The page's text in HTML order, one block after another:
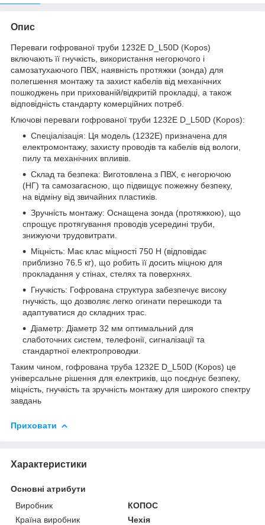
Опис
Переваги гофрованої труби 1232E D_L50D (Kopos)
включають її гнучкість, використання негорючого і
самозатухаючого ПВХ, наявність протяжки (зонда) для
полегшення монтажу та захист кабелів від механічних
пошкоджень при прихованій/відкритій прокладці, а також
відповідність стандарту комерційних потреб.
Ключові переваги гофрованої труби 1232E D_L50D (Kopos):
Спеціалізація: Ця модель (1232E) призначена для
електромонтажу, захисту проводів та кабелів від вологи,
пилу та механічних впливів.
Склад та безпека: Виготовлена ​​з ПВХ, є негорючою
(НГ) та самозагасною, що підвищує пожежну безпеку,
на відміну від звичайних пластиків.
Зручність монтажу: Оснащена зонда (протяжкою), що
спрощує протягування проводів усередині труби,
знижуючи трудовитрати.
Міцність: Має клас міцності 750 Н (відповідає
приблизно 76.5 кг), що робить її досить міцною для
прокладання у стінах, стелях та поверхнях.
Гнучкість: Гофрована структура забезпечує високу
гнучкість, що дозволяє легко огинати перешкоди та
адаптуватися до складних трас.
Діаметр: Діаметр 32 мм оптимальний для
слаботочних систем, телефонії, сигналізації та
стандартної електропроводки.
Таким чином, гофрована труба 1232E D_L50D (Kopos) це
універсальне рішення для електриків, що поєднує безпеку,
міцність, гнучкість та зручність монтажу для широкого спектру
завдань
Приховати
Характеристики
Основні атрибути
Виробник
КОПОС
Країна виробник
Чехія